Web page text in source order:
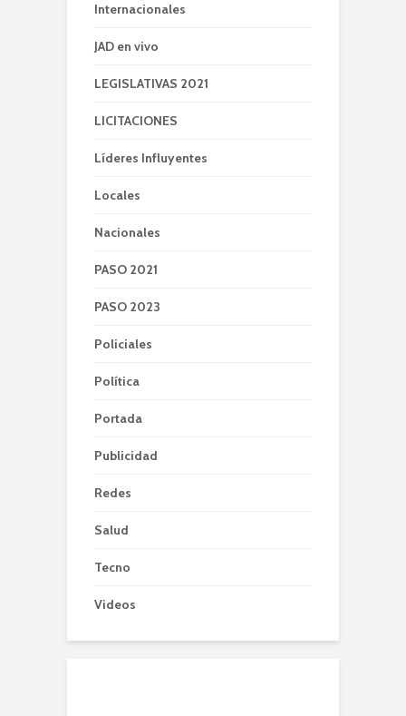
Internacionales
JAD en vivo
LEGISLATIVAS 2021
LICITACIONES
Líderes Influyentes
Locales
Nacionales
PASO 2021
PASO 2023
Policiales
Política
Portada
Publicidad
Redes
Salud
Tecno
Videos